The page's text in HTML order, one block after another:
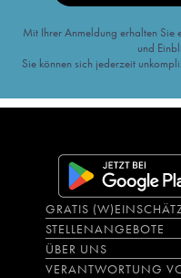
Mit Ihrer Anmeldung erhalten
und
Sie können sich jederzeit
GRATIS
STELLENANGEBOTE
ÜBER UNS
VERANTWORTUNG